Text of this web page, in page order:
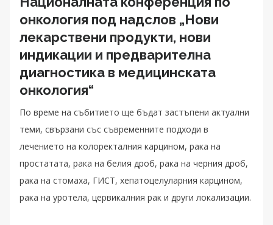
онкология под надслов „Нови
лекарствени продукти, нови
индикации и предварителна
диагностика в медицинската
онкология“
По време на събитието ще бъдат застъпени актуални
теми, свързани със съвременните подходи в
лечението на колоректалния карцином, рака на
простатата, рака на белия дроб, рака на черния дроб,
рака на стомаха, ГИСТ, хепатоцелуларния карцином,
рака на уротела, цервикалния рак и други локализации.